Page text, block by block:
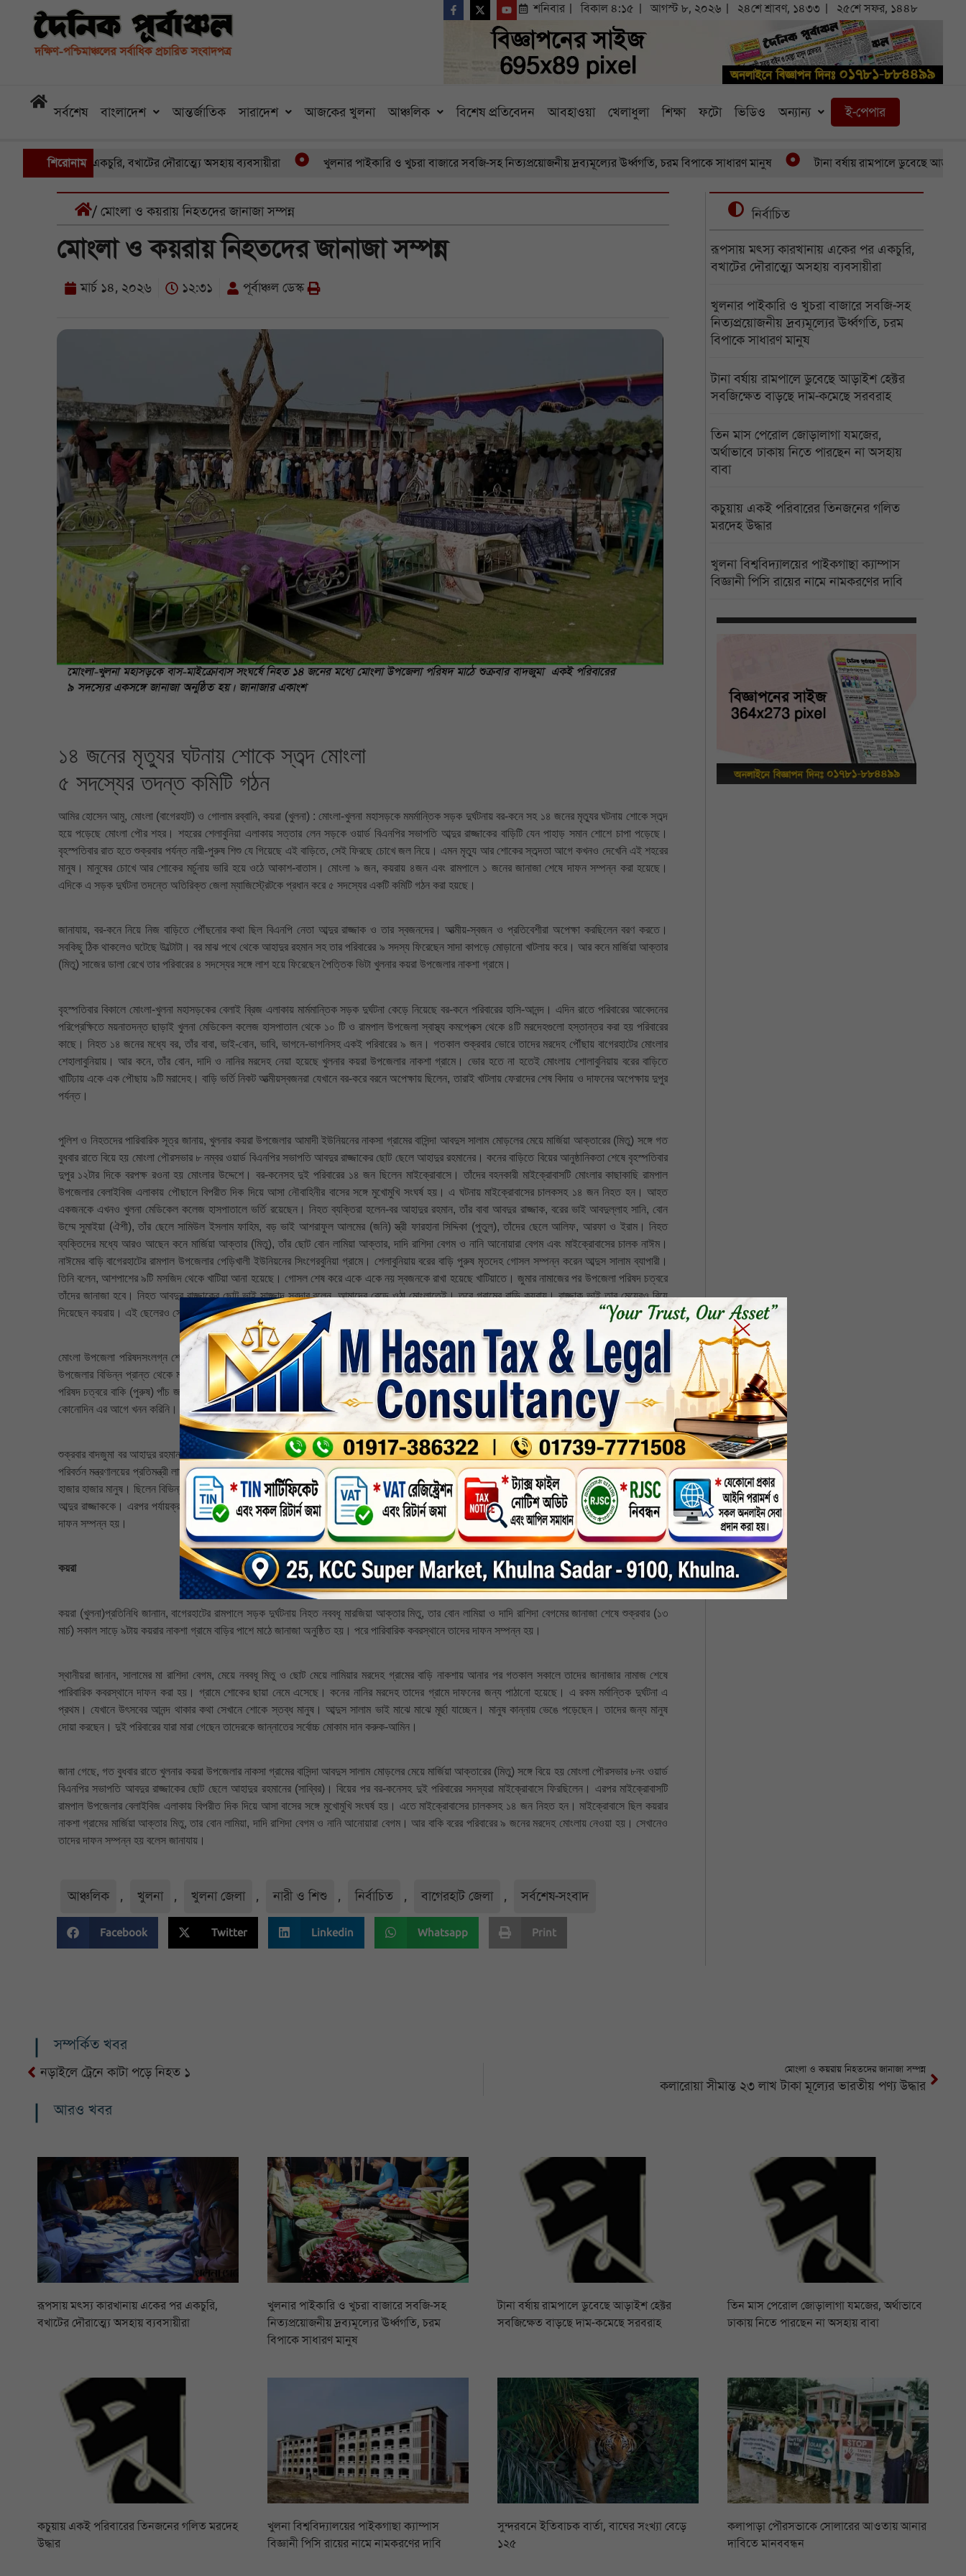
শনিবার বিকাল ৪:১৫ আগস্ট ৮, ২০২৬ ২৪শে শ্রাবণ, ১৪৩৩ ২৫শে সফর, ১৪৪৮
সর্বশেষ বাংলাদেশ আন্তর্জাতিক সারাদেশ আজকের খুলনা আঞ্চলিক বিশেষ প্রতিবেদন আবহাওয়া খেলাধুলা শিক্ষা ফটো ভিডিও অন্যান্য ই-পেপার
শিরোনাম
পর একচুরি, বখাটের দৌরাত্ম্যে অসহায় ব্যবসায়ীরা খুলনার পাইকারি ও খুচরা বাজারে সবজি-সহ নিত্যপ্রয়োজনীয় দ্রব্যমূল্যের ঊর্ধ্বগতি, চরম বিপাকে সাধারণ মানুষ টানা বর্ষায় রামপালে ডুবেছে আড়াইশ হেক্টর
/ মোংলা ও কয়রায় নিহতদের জানাজা সম্পন্ন
মোংলা ও কয়রায় নিহতদের জানাজা সম্পন্ন
মার্চ ১৪, ২০২৬ ১২:৩১ পূর্বাঞ্চল ডেস্ক
১৪ জনের মৃত্যুর ঘটনায় শোকে স্তব্দ মোংলা
৫ সদস্যের তদন্ত কমিটি গঠন
আমির হোসেন আমু, মোংলা (বাগেরহাট) ও গোলাম রব্বানি, কয়রা (খুলনা) : মোংলা-খুলনা মহাসড়কে মমর্মান্তিক সড়ক দুর্ঘটনায় বর-কনে সহ ১৪ জনের মৃত্যুর ঘটনায় শোকে স্তব্দ
হয়ে পড়েছে মোংলা পৌর শহর। শহরের শেলাবুনিয়া এলাকায় সত্তার লেন সড়কে ওয়ার্ড বিএনপির সভাপতি আব্দুর রাজ্জাকের বাড়িটি যেন পাহাড় সমান শোশে চাপা পড়েছে।
বৃহস্পতিবার রাত হতে শুক্রবার পর্যন্ত নারী-পুরুষ শিশু যে গিয়েছে এই বাড়িতে, সেই ফিরছে চোখে জল নিয়ে। এমন মৃত্যু আর শোকের স্তব্দতা আগে কখনও দেখেনি এই শহরের
মানুষ। মানুষের চোখে আর শোকের মর্চুনায় ভারি হয়ে ওঠে আকাশ-বাতাস। মোংলা ৯ জন, কয়রায় ৪জন এবং রামপালে ১ জনের জানাজা শেষে দাফন সম্পন্ন করা হয়েছে।
এদিকে এ সড়ক দুর্ঘটনা তদন্তে অতিরিক্ত জেলা ম্যাজিস্ট্রেটকে প্রধান করে ৫ সদস্যের একটি কমিটি গঠন করা হয়ছে।
জানাযায়, বর-কনে নিয়ে নিজ বাড়িতে পৌঁছনোর কথা ছিল বিএনপি নেতা আব্দুর রাজ্জাক ও তার স্বজনদের। আত্মীয়-স্বজন ও প্রতিবেশীরা অপেক্ষা করছিলেন বরণ করতে।
সবকিছু ঠিক থাকলেও ঘটেছে উল্টোটা। বর মাঝ পথে থেকে আহাদুর রহমান সহ তার পরিবারের ৯ সদস্য ফিরেছেন সাদা কাপড়ে মোড়ানো খাটলায় করে। আর কনে মার্জিয়া আক্তার
(মিতু) সাজের ডালা রেখে তার পরিবারের ৪ সদস্যের সঙ্গে লাশ হয়ে ফিরেছেন পৈত্তিক ভিটা খুলনার কয়রা উপজেলার নাকশা গ্রামে।
বৃহস্পতিবার বিকালে মোংলা-খুলনা মহাসড়কের বেলাই ব্রিজ এলাকায় মার্মমান্তিক সড়ক দুর্ঘটনা কেড়ে নিয়েছে বর-কনে পরিবারের হাসি-আনন্দ। এদিন রাতে পরিবারের আবেদনের
পরিপ্রেক্ষিতে ময়নাতদন্ত ছাড়াই খুলনা মেডিকেল কলেজ হাসপাতাল থেকে ১০ টি ও রামপাল উপজেলা স্বাস্থ্য কমপ্লেক্স থেকে ৪টি মরদেহগুলো হস্তান্তর করা হয় পরিবারের
কাছে। নিহত ১৪ জনের মধ্যে বর, তাঁর বাবা, ভাই-বোন, ভাবি, ভাগনে-ভাগনিসহ একই পরিবারের ৯ জন। গতকাল শুক্রবার ভোরে তাদের মরদেহ পৌঁছায় বাগেরহাটের মোংলার
শেহালাবুনিয়ায়। আর কনে, তাঁর বোন, দাদি ও নানির মরদেহ নেয়া হয়েছে খুলনার কয়রা উপজেলার নাকশা গ্রামে। ভোর হতে না হতেই মোংলায় শোলাবুনিয়ায় বরের বাড়িতে
খাটিঢায় একে এক পৌছায় ৯টি মরাদেহ। বাড়ি ভর্তি নিকট আত্মীয়স্বজনরা যেখানে বর-করে বরনে অপেক্ষায় ছিলেন, তারাই খাটলায় ফেরাদের শেষ বিদায় ও দাফনের অপেক্ষায় দুপুর
পর্যন্ত।
পুলিশ ও নিহতদের পারিবারিক সূত্র জানায়, খুলনার কয়রা উপজেলার আমাদী ইউনিয়নের নাকসা গ্রামের বাসিন্দা আবদুস সালাম মোড়লের মেয়ে মার্জিয়া আক্তারের (মিতু) সঙ্গে গত
বুধবার রাতে বিয়ে হয় মোংলা পৌরসভার ৮ নম্বর ওয়ার্ড বিএনপির সভাপতি আবদুর রাজ্জাকের ছোট ছেলে আহাদুর রহমানের। কনের বাড়িতে বিয়ের আনুষ্ঠানিকতা শেষে বৃহস্পতিবার
দুপুর ১২টার দিকে বরপক্ষ রওনা হয় মোংলার উদ্দেশে। বর-কনেসহ দুই পরিবারের ১৪ জন ছিলেন মাইক্রোবাসে। তাঁদের বহনকারী মাইক্রোবাসটি মোংলার কাছাকাছি রামপাল
উপজেলার বেলাইবিজ এলাকায় পৌছালে বিপরীত দিক দিয়ে আসা নৌবাহিনীর বাসের সঙ্গে মুখোমুখি সংঘর্ষ হয়। এ ঘটনায় মাইক্রোবাসের চালকসহ ১৪ জন নিহত হন। আহত
একজনকে এখনও খুলনা মেডিকেল কলেজ হাসপাতালে ভর্তি রয়েছেন। নিহত ব্যক্তিরা হলেন-বর আহাদুর রহমান, তাঁর বাবা আবদুর রাজ্জাক, বরের ভাই আবদুল্লাহ সানি, বোন
উম্মে সুমাইয়া (ঐশী), তাঁর ছেলে সামিউল ইসলাম ফাহিম, বড় ভাই আশরাফুল আলমের (জনি) স্ত্রী ফারহানা সিদ্দিকা (পুতুল), তাঁদের ছেলে আলিফ, আরফা ও ইরাম। নিহত
ব্যক্তিদের মধ্যে আরও আছেন কনে মার্জিয়া আক্তার (মিতু), তাঁর ছোট বোন লামিয়া আক্তার, দাদি রাশিদা বেগম ও নানি আনোয়ারা বেগম এবং মাইক্রোবাসের চালক নাঈম।
নাঈমের বাড়ি বাগেরহাটের রামপাল উপজেলার পেড়িখালী ইউনিয়নের সিংগেরবুনিয়া গ্রামে। শেলাবুনিয়ায় বরের বাড়ি পুরুষ মৃতদেহ গোসল সম্পন্ন করেন আব্দুস সালাম ব্যাপারী।
তিনি বলেন, আশপাশের ৯টি মসজিদ থেকে খাটিয়া আনা হয়েছে। গোসল শেষ করে একে একে নয় স্বজনকে রাখা হয়েছে খাটিয়াতে। জুমার নামাজের পর উপজেলা পরিষদ চত্বরে
তাঁদের জানাজা হবে। নিহত আবদুর রাজ্জাকের ছোট ভাই সাজ্জাদ সরদার বলেন, আমাদের বেড়ে ওঠা মোংলাতেই। তবে গ্রামের বাড়ি কয়রায়। রাজ্জাক ভাই তার মেয়েরও বিয়ে
দিয়েছেন কয়রায়। এই ছেলেরও সেখানেই বিয়ে দিয়েছিলেন।
মোংলা উপজেলা পরিষদসংলগ্ন শেহলাবুনিয়ায় বরের বাড়িতে শুক্রবার সকাল হতে শত শত মানুষের ভিড়। হৃদয়বিদারক এই ঘটনার খবর শুনে আত্মীয়স্বজন, প্রতিবেশী ছাড়াও
উপজেলার বিভিন্ন প্রান্ত থেকে মানুষ ছুটে আসেন। শোকে স্তব্ধ সবাই। আবদুর রাজ্জাকের বাড়ির ভেতরে রাখা হয়েছে পরিবারের নিহত চার নারীর মরদেহ। পাশে উপজেলা
পরিষদ চত্বরে বাকি (পুরুষ) পাঁচ জনের মরদেহ। মোংলা পৌর কবরস্থানের গোরখোদক মুজিবর বলেন, আমরা ১৮-২০ বছর ধরে কবর খনন করি। কিন্তু একদিনে এমন ৯টি কবর
কোনোদিন এর আগে খনন করিনি। জীবনে প্রথম আজ খনন করেছি। সেটি আবার এক পরিবারের ৯ জনের। তাই ৯টা কবর এক জায়গায় পাশাপাশি খুড়িছি।
শুক্রবার বাদজুমা বর আহাদুর রহমান সহ বাবা, ভাই,বোন ভাগ্নের মোংলা উপজেলা পরিষদ মাঠে জানাজা অনুষ্ঠিত হয়। এ সময় স্থানীয় সংসদ সদস্য এবং পরিবেশ, বন ও জলবায়ু
পরিবর্তন মন্ত্রণালয়ের প্রতিমন্ত্রী লায়ন ডক্টর শেখ ফরিদুল ইসলামসহ বাগেরহাট জেলা ও স্থানীয় প্রশাসনের শীর্ষ কর্মকর্তারা উপস্থিত ছিলেন । এছাড়াও এ জানাজায় অংশ নেন
হাজার হাজার মানুষ। ছিলেন বিভিন্ন রাজনৈতিক দলের নেতৃবৃন্দরাও। পরে বিকেল সোয়া ৩টায় পৌর কবরস্থানে শুরু হয় দাফন প্রক্রিয়া। প্রথমে দাফন দেওয়া হয় পরিবার প্রধান
আব্দুর রাজ্জাককে। এরপর পর্যায়ক্রমে বাকিদের দাফন সম্পন্ন করা হয়। এর আগে সকালে খুলনার কয়রায় কনের বাড়িতে ৪ জন ও বাগেরহাটের রামপালে মাইক্রোবাস চালকের
দাফন সম্পন্ন হয়।
কয়রা
কয়রা (খুলনা)প্রতিনিধি জানাান, বাগেরহাটের রামপালে সড়ক দুর্ঘটনায় নিহত নববধূ মারজিয়া আক্তার মিতু, তার বোন লামিয়া ও দাদি রাশিদা বেগমের জানাজা শেষে শুক্রবার (১৩
মার্চ) সকাল সাড়ে ৯টায় কয়রার নাকশা গ্রামে বাড়ির পাশে মাঠে জানাজা অনুষ্ঠিত হয়। পরে পারিবারিক কবরস্থানে তাদের দাফন সম্পন্ন হয়।
স্থানীয়রা জানান, সালামের মা রাশিদা বেগম, মেয়ে নববধূ মিতু ও ছোট মেয়ে লামিয়ার মরদেহ গ্রামের বাড়ি নাকশায় আনার পর গতকাল সকালে তাদের জানাজার নামাজ শেষে
পারিবারিক কবরস্থানে দাফন করা হয়। গ্রামে শোকের ছায়া নেমে এসেছে। কনের নানির মরদেহ তাদের গ্রামে দাফনের জন্য পাঠানো হয়েছে। এ রকম মর্মান্তিক দুর্ঘটনা এ
প্রথম। যেখানে উৎসবের আনন্দ থাকার কথা সেখানে শোকে স্তব্ধ মানুষ। আব্দুস সালাম ভাই মাঝে মাঝে মূর্ছা যাচ্ছেন। মানুষ কান্নায় ভেঙে পড়েছেন। তাদের জন্য মানুষ
দোয়া করছেন। দুই পরিবারের যারা মারা গেছেন তাদেরকে জান্নাতের সর্বোচ্চ মোকাম দান করুক-আমিন।
জানা গেছে, গত বুধবার রাতে খুলনার কয়রা উপজেলার নাকসা গ্রামের বাসিন্দা আবদুস সালাম মোড়লের মেয়ে মার্জিয়া আক্তারের (মিতু) সঙ্গে বিয়ে হয় মোংলা পৌরসভার ৮নং ওয়ার্ড
বিএনপির সভাপতি আবদুর রাজ্জাকের ছোট ছেলে আহাদুর রহমানের (সাব্বির)। বিয়ের পর বর-কনেসহ দুই পরিবারের সদস্যরা মাইক্রোবাসে ফিরছিলেন। এরপর মাইক্রোবাসটি
রামপাল উপজেলার বেলাইবিজ এলাকায় বিপরীত দিক দিয়ে আসা বাসের সঙ্গে মুখোমুখি সংঘর্ষ হয়। এতে মাইক্রোবাসের চালকসহ ১৪ জন নিহত হন। মাইক্রোবাসে ছিল কয়রার
নাকশা গ্রামের মার্জিয়া আক্তার মিতু, তার বোন লামিয়া, দাদি রাশিদা বেগম ও নানি আনোয়ারা বেগম। আর বাকি বরের পরিবারের ৯ জনের মরদেহ মোংলায় নেওয়া হয়। সেখানেও
তাদের দাফন সম্পন্ন হয় বলেস জানাযায়।
আঞ্চলিক , খুলনা , খুলনা জেলা , নারী ও শিশু , নির্বাচিত , বাগেরহাট জেলা , সর্বশেষ-সংবাদ
Facebook Twitter Linkedin Whatsapp Print
নির্বাচিত
রূপসায় মৎস্য কারখানায় একের পর একচুরি,
বখাটের দৌরাত্ম্যে অসহায় ব্যবসায়ীরা
খুলনার পাইকারি ও খুচরা বাজারে সবজি-সহ
নিত্যপ্রয়োজনীয় দ্রব্যমূল্যের ঊর্ধ্বগতি, চরম
বিপাকে সাধারণ মানুষ
টানা বর্ষায় রামপালে ডুবেছে আড়াইশ হেক্টর
সবজিক্ষেত বাড়ছে দাম-কমেছে সরবরাহ
তিন মাস পেরোল জোড়ালাগা যমজের,
অর্থাভাবে ঢাকায় নিতে পারছেন না অসহায়
বাবা
কচুয়ায় একই পরিবারের তিনজনের গলিত
মরদেহ উদ্ধার
খুলনা বিশ্ববিদ্যালয়ের পাইকগাছা ক্যাম্পাস
বিজ্ঞানী পিসি রায়ের নামে নামকরণের দাবি
সম্পর্কিত খবর
নড়াইলে ট্রেনে কাটা পড়ে নিহত ১ মোংলা ও কয়রায় নিহতদের জানাজা সম্পন্ন
কলারোয়া সীমান্ত ২৩ লাখ টাকা মূল্যের ভারতীয় পণ্য উদ্ধার
আরও খবর
রূপসায় মৎস্য কারখানায় একের পর একচুরি,
বখাটের দৌরাত্ম্যে অসহায় ব্যবসায়ীরা
খুলনার পাইকারি ও খুচরা বাজারে সবজি-সহ
নিত্যপ্রয়োজনীয় দ্রব্যমূল্যের ঊর্ধ্বগতি, চরম
বিপাকে সাধারণ মানুষ
টানা বর্ষায় রামপালে ডুবেছে আড়াইশ হেক্টর
সবজিক্ষেত বাড়ছে দাম-কমেছে সরবরাহ
তিন মাস পেরোল জোড়ালাগা যমজের, অর্থাভাবে
ঢাকায় নিতে পারছেন না অসহায় বাবা
কচুয়ায় একই পরিবারের তিনজনের গলিত মরদেহ
উদ্ধার
খুলনা বিশ্ববিদ্যালয়ের পাইকগাছা ক্যাম্পাস
বিজ্ঞানী পিসি রায়ের নামে নামকরণের দাবি
সুন্দরবনে ইতিবাচক বার্তা, বাঘের সংখ্যা বেড়ে
১২৫
কলাপাড়া পৌরসভাকে সোলারের আওতায় আনার
দাবিতে মানববন্ধন